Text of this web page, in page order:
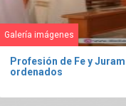
Galería imágenes
Profesión de Fe y
ordenados